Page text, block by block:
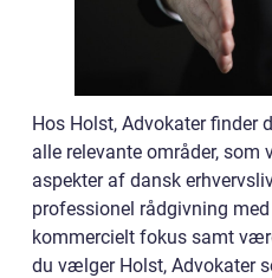
Hos Holst, Advokater finder
alle relevante områder, som
aspekter af dansk
professionel rådgivning
kommercielt fokus samt
du vælger Holst, Advokater